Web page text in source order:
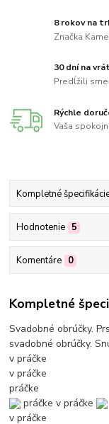
8 rokov na
Značka
30 dní na
Predĺžili
Rýchle
Vaša
Kompletné
Hodnotenie 5
Komentáre 0
Kompletné
Svadobné obrúčky.
svadobné obrúčky.
v práčke
v práčke
práčke
práčkev práčke
v práčke